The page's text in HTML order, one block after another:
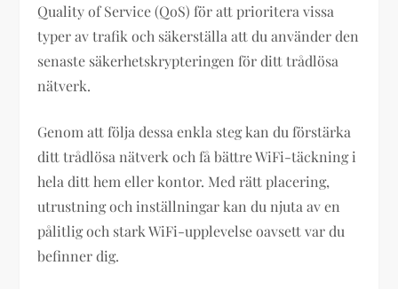
Quality of Service (QoS) för att prioritera vissa
typer av trafik och säkerställa att du använder den
senaste säkerhetskrypteringen för ditt trådlösa
nätverk.
Genom att följa dessa enkla steg kan du förstärka
ditt trådlösa nätverk och få bättre WiFi-täckning i
hela ditt hem eller kontor. Med rätt placering,
utrustning och inställningar kan du njuta av en
pålitlig och stark WiFi-upplevelse oavsett var du
befinner dig.